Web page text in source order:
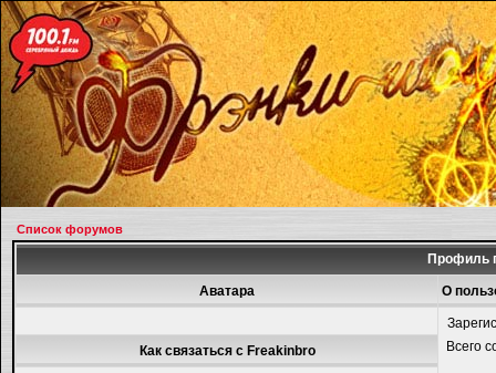
Список форумов
Профиль
Аватара О
Всего
Как связаться с Freakinbro